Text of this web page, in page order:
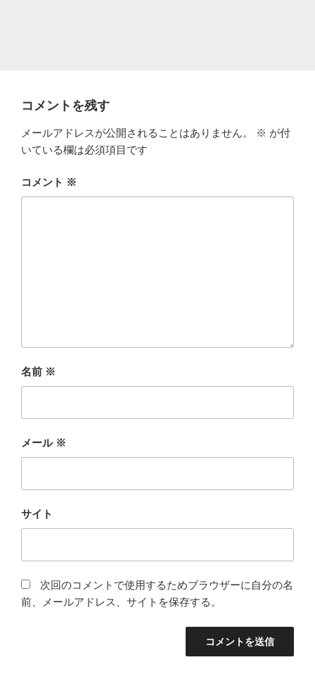
コメントを残す
メールアドレスが公開されることはありません。 ※ が付
いている欄は必須項目です
コメント ※
名前 ※
メール ※
サイト
次回のコメントで使用するためブラウザーに自分の名
前、メールアドレス、サイトを保存する。